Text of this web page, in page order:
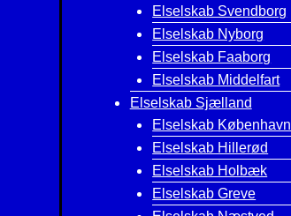
Elselskab Svendborg
Elselskab Nyborg
Elselskab Faaborg
Elselskab Middelfart
Elselskab Sjælland
Elselskab København
Elselskab Hillerød
Elselskab Holbæk
Elselskab Greve